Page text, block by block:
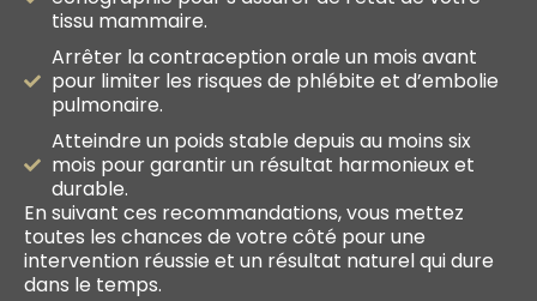
tissu mammaire.
Arrêter la contraception orale un mois avant
pour limiter les risques de phlébite et d’embolie
pulmonaire.
Atteindre un poids stable depuis au moins six
mois pour garantir un résultat harmonieux et
durable.
En suivant ces recommandations, vous mettez
toutes les chances de votre côté pour une
intervention réussie et un résultat naturel qui dure
dans le temps.